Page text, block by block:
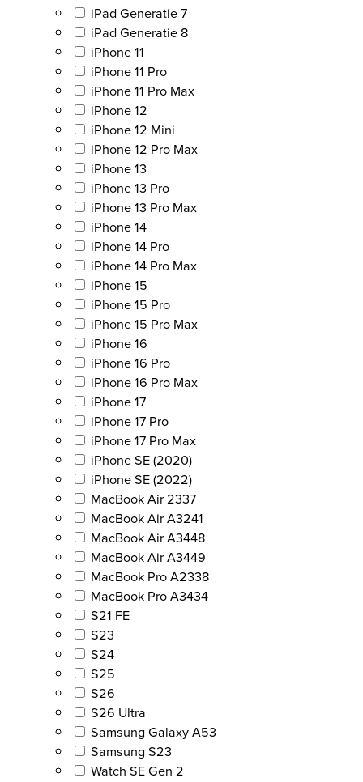
iPad Generatie 7
iPad Generatie 8
iPhone 11
iPhone 11 Pro
iPhone 11 Pro Max
iPhone 12
iPhone 12 Mini
iPhone 12 Pro Max
iPhone 13
iPhone 13 Pro
iPhone 13 Pro Max
iPhone 14
iPhone 14 Pro
iPhone 14 Pro Max
iPhone 15
iPhone 15 Pro
iPhone 15 Pro Max
iPhone 16
iPhone 16 Pro
iPhone 16 Pro Max
iPhone 17
iPhone 17 Pro
iPhone 17 Pro Max
iPhone SE (2020)
iPhone SE (2022)
MacBook Air 2337
MacBook Air A3241
MacBook Air A3448
MacBook Air A3449
MacBook Pro A2338
MacBook Pro A3434
S21 FE
S23
S24
S25
S26
S26 Ultra
Samsung Galaxy A53
Samsung S23
Watch SE Gen 2